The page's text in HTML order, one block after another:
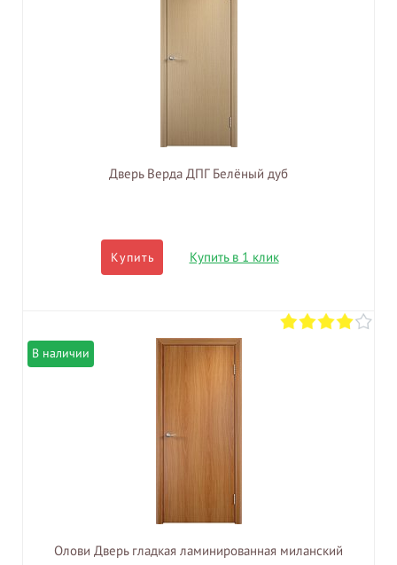
Дверь Верда ДПГ Белёный дуб
Купить Купить в 1 клик
В наличии
Олови Дверь гладкая ламинированная миланский